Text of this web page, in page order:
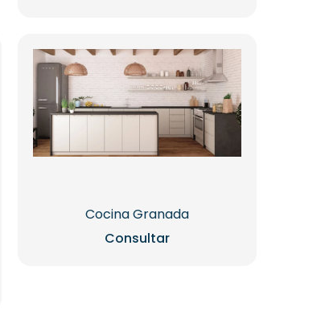
Cocina Granada
Consultar